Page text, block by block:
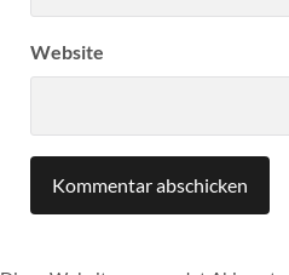
Website